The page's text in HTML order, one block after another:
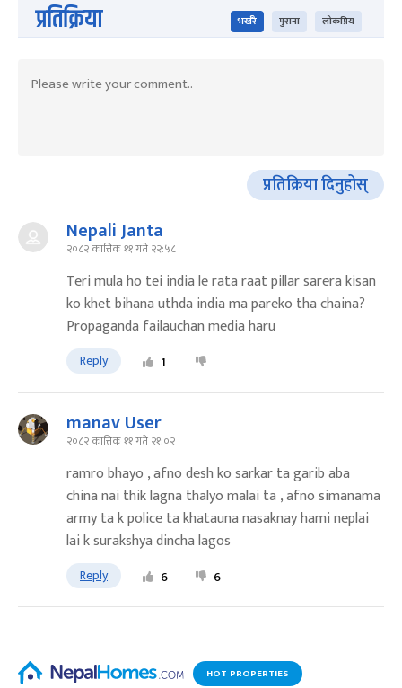
प्रतिक्रिया भर्खरै पुराना लोकप्रिय
प्रतिक्रिया दिनुहोस्
Nepali Janta
२०८२ कात्तिक ११ गते २२:५८
Teri mula ho tei india le rata raat pillar sarera kisan
ko khet bihana uthda india ma pareko tha chaina?
Propaganda failauchan media haru
Reply 1
manav User
२०८२ कात्तिक ११ गते २१:०२
ramro bhayo , afno desh ko sarkar ta garib aba
china nai thik lagna thalyo malai ta , afno simanama
army ta k police ta khatauna nasaknay hami neplai
lai k surakshya dincha lagos
Reply 6 6
HOT PROPERTIES